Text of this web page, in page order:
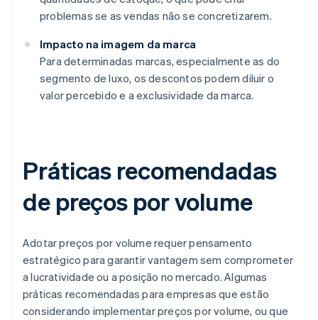
problemas se as vendas não se concretizarem.
Impacto na imagem da marca
Para determinadas marcas, especialmente as do
segmento de luxo, os descontos podem diluir o
valor percebido e a exclusividade da marca.
Práticas recomendadas
de preços por volume
Adotar preços por volume requer pensamento
estratégico para garantir vantagem sem comprometer
a lucratividade ou a posição no mercado. Algumas
práticas recomendadas para empresas que estão
considerando implementar preços por volume, ou que